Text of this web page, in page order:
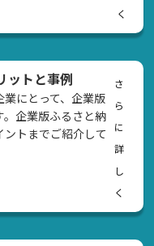
く
ットと事例
にとって、企業版
企業版ふるさと納
トまでご紹介して
さ
ら
に
詳
し
く